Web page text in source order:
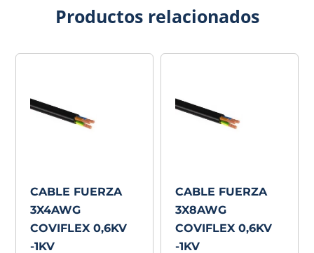
Productos relacionados
CABLE FUERZA
3X4AWG
COVIFLEX 0,6KV
-1KV
CABLE FUERZA
3X8AWG
COVIFLEX 0,6KV
-1KV